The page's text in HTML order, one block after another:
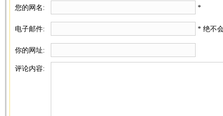
您的网名: *
电子邮件: * 绝不
你的网址:
评论内容: